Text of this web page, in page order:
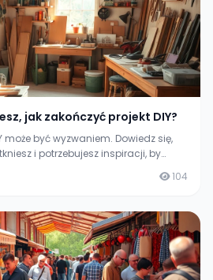
jak zakończyć projekt DIY?
może być wyzwaniem. Dowiedz się,
i potrzebujesz inspiracji, by
104